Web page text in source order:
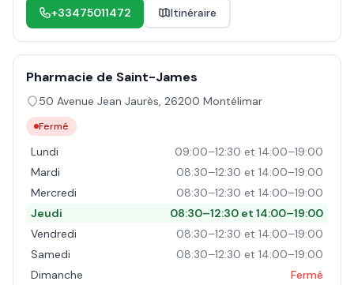
+33475011472 Itinéraire
Pharmacie de Saint-James
50 Avenue Jean Jaurès, 26200 Montélimar
Fermé
Lundi
09:00–12:30 et 14:00–19:00
Mardi
08:30–12:30 et 14:00–19:00
Mercredi
08:30–12:30 et 14:00–19:00
Jeudi
08:30–12:30 et 14:00–19:00
Vendredi
08:30–12:30 et 14:00–19:00
Samedi
08:30–12:30 et 14:00–19:00
Dimanche
Fermé